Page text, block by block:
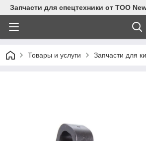
Запчасти для спецтехники от ТОО
Товары и услуги Запчасти для